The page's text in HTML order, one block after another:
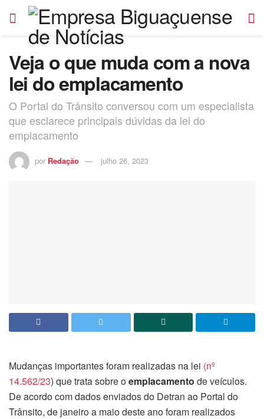
Veja o que muda com a nova
lei do emplacamento
O Portal do Trânsito conversou com um especialista
que esclarece principais dúvidas da lei do
emplacamento
por Redação julho 26, 2023
Mudanças importantes foram realizadas na lei (nº
14.562/23) que trata sobre oemplacamento de veículos.
De acordo com dados enviados do Detran ao Portal do
Trânsito, de janeiro a maio deste ano foram realizados